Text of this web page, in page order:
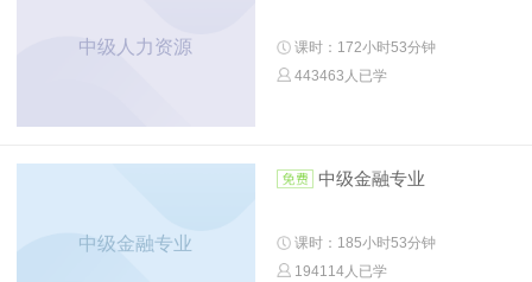
中级人力资源
课时：172小时53分钟
443463人已学
中级金融专业
中级金融专业
课时：185小时53分钟
194114人已学